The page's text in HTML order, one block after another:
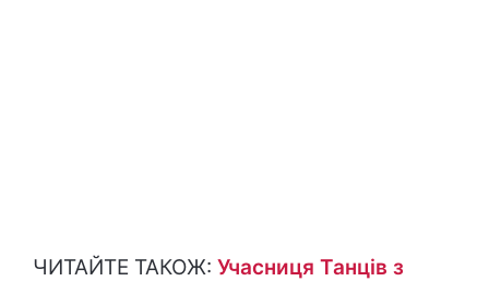
ЧИТАЙТЕ ТАКОЖ: Учасниця Танців з